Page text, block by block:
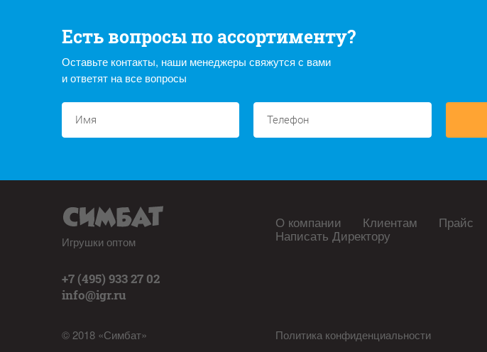
Есть вопросы по ассортименту?
Оставьте контакты, наши менеджеры свяжутся с вами
и ответят на все вопросы
Игрушки оптом
+7 (495) 933 27 02
info@igr.ru
© 2018 «Симбат»
О компании Клиентам Прайс
Написать Директору
Политика конфиденциальности